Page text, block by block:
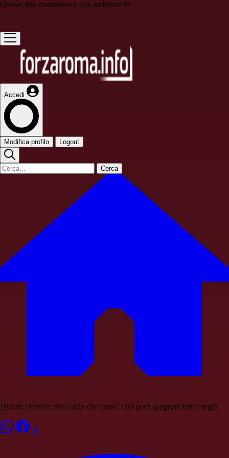
Questo sito contribuisce alla audience de
Accedi
Modifica profilo Logout
Cerca
Dybala l'Eretico del calcio che conta. Ora però spegnete tutti i roghi